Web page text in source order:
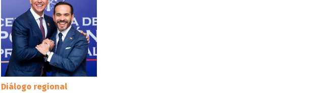
Diálogo regional